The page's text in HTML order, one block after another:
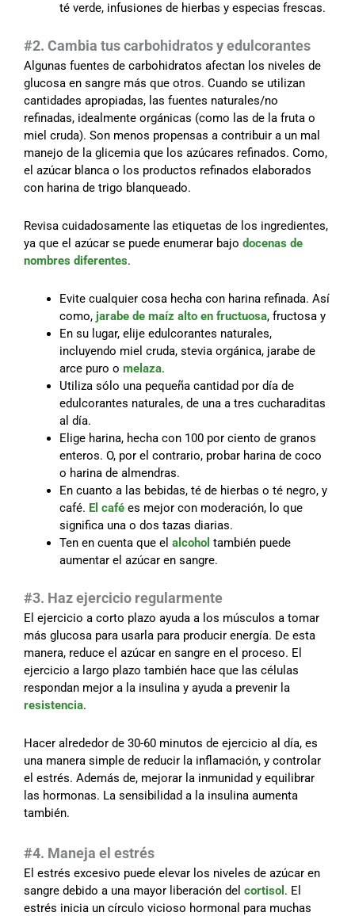
té verde, infusiones de hierbas y especias frescas.
#2. Cambia tus carbohidratos y edulcorantes
Algunas fuentes de carbohidratos afectan los niveles de
glucosa en sangre más que otros. Cuando se utilizan
cantidades apropiadas, las fuentes naturales/no
refinadas, idealmente orgánicas (como las de la fruta o
miel cruda). Son menos propensas a contribuir a un mal
manejo de la glicemia que los azúcares refinados. Como,
el azúcar blanca o los productos refinados elaborados
con harina de trigo blanqueado.
Revisa cuidadosamente las etiquetas de los ingredientes,
ya que el azúcar se puede enumerar bajo docenas de
nombres diferentes.
Evite cualquier cosa hecha con harina refinada. Así
como, jarabe de maíz alto en fructuosa, fructosa y
En su lugar, elije edulcorantes naturales,
incluyendo miel cruda, stevia orgánica, jarabe de
arce puro o melaza.
Utiliza sólo una pequeña cantidad por día de
edulcorantes naturales, de una a tres cucharaditas
al día.
Elige harina, hecha con 100 por ciento de granos
enteros. O, por el contrario, probar harina de coco
o harina de almendras.
En cuanto a las bebidas, té de hierbas o té negro, y
café. El café es mejor con moderación, lo que
significa una o dos tazas diarias.
Ten en cuenta que el alcohol también puede
aumentar el azúcar en sangre.
#3. Haz ejercicio regularmente
El ejercicio a corto plazo ayuda a los músculos a tomar
más glucosa para usarla para producir energía. De esta
manera, reduce el azúcar en sangre en el proceso. El
ejercicio a largo plazo también hace que las células
respondan mejor a la insulina y ayuda a prevenir la
resistencia.
Hacer alrededor de 30-60 minutos de ejercicio al día, es
una manera simple de reducir la inflamación, y controlar
el estrés. Además de, mejorar la inmunidad y equilibrar
las hormonas. La sensibilidad a la insulina aumenta
también.
#4. Maneja el estrés
El estrés excesivo puede elevar los niveles de azúcar en
sangre debido a una mayor liberación del cortisol . El
estrés inicia un círculo vicioso hormonal para muchas